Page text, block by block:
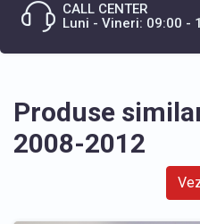
CALL CENTER
Luni - Vineri: 09:00 -
Produse
2008-2012